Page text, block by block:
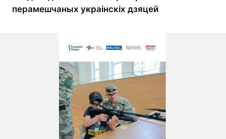
перамешчаных украінскіх дзяцей